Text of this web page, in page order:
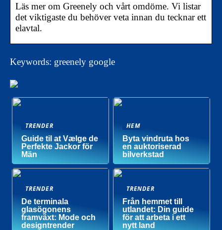
Läs mer om Greenely och vårt omdöme. Vi listar
det viktigaste du behöver veta innan du tecknar ett
elavtal.
Keywords: greenely google
TRENDER
Guide til at Vælge de
Perfekte Jackor för
Män
HEM
Byta vindruta hos
en auktoriserad
bilverkstad
TRENDER
De terminala
glasögonens
framväxt: Mode och
designtrender
TRENDER
Från hemmet till
utlandet: Din guide
för att arbeta i ett
nytt land